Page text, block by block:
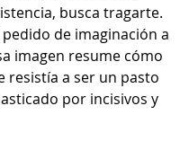
busca tragarte.
pedido de imaginación a
imagen resume cómo
resistía a ser un pasto
por incisivos y